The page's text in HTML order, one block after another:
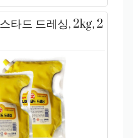
타드 드레싱, 2kg, 2